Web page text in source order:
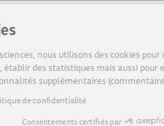
Sur Echosciences, nous utilisons
audience, établir des statistiques
de fonctionnalités
Lire la politique de confidentialité
Consentements